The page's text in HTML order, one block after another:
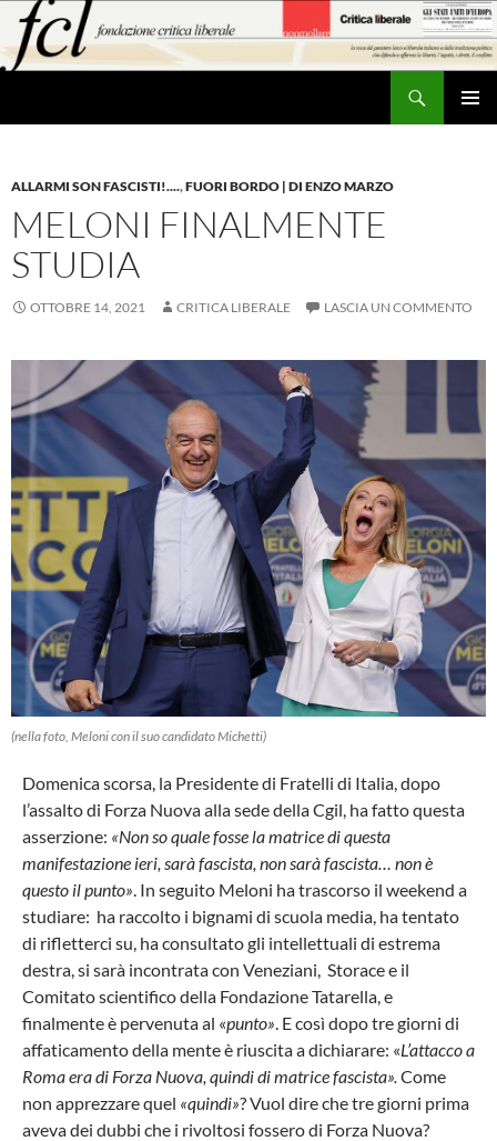
contenuto
ALLARMI SON FASCISTI!....,FUORI BORDO | DI ENZO MARZO
MELONI FINALMENTE
STUDIA
OTTOBRE 14, 2021 CRITICA LIBERALE LASCIA UN COMMENTO
(nella foto, Meloni con il suo candidato Michetti)
Domenica scorsa, la Presidente di Fratelli di Italia, dopo
l’assalto di Forza Nuova alla sede della Cgil, ha fatto questa
asserzione: «Non so quale fosse la matrice di questa
manifestazione ieri, sarà fascista, non sarà fascista… non è
questo il punto» . In seguito Meloni ha trascorso il weekend a
studiare: ha raccolto i bignami di scuola media, ha tentato
di rifletterci su, ha consultato gli intellettuali di estrema
destra, si sarà incontrata con Veneziani, Storace e il
Comitato scientifico della Fondazione Tatarella, e
finalmente è pervenuta al «punto» . E così dopo tre giorni di
affaticamento della mente è riuscita a dichiarare: «L’attacco a
Roma era di Forza Nuova, quindi di matrice fascista». Come
non apprezzare quel «quindi»? Vuol dire che tre giorni prima
aveva dei dubbi che i rivoltosi fossero di Forza Nuova?